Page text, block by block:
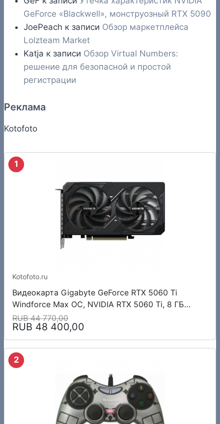
GeForce «Blackwell», монструозный RTX 5090
JoePeach к записи Обзор маркетплейса
Lolzteam Market
Katja к записи Обзор Virtual Numbers:
решение для безопасной и простой
регистрации
Реклама
Kotofoto
1
Kotofoto.ru
Видеокарта Gigabyte GeForce RTX 5060 Ti
Windforce Max OC, NVIDIA RTX 5060 Ti, 8 ГБ
GDDR7, 128 бит, PCI-e 5.0, 1xHDMI, 3xDP, 2587
МГц
RUB 44 770,00
RUB 48 400,00
2